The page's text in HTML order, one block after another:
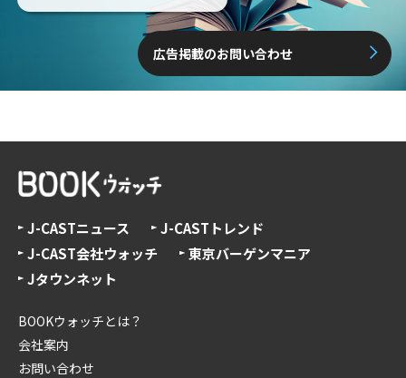
広告掲載のお問い合わせ
J-CASTニュース
J-CASTトレンド
J-CAST会社ウォッチ
東京バーゲンマニア
Jタウンネット
BOOKウォッチとは？
会社案内
お問い合わせ